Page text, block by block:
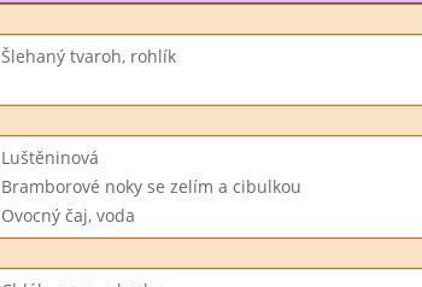
Šlehaný tvaroh, rohlík
Luštěninová
Bramborové noky se zelím a cibulkou
Ovocný čaj, voda